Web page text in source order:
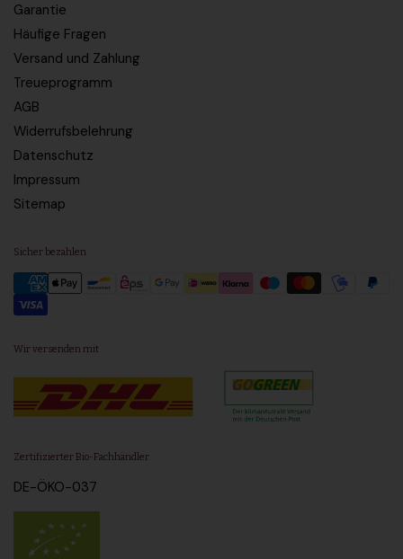
Garantie
Häufige Fragen
Versand und Zahlung
Treueprogramm
AGB
Widerrufsbelehrung
Datenschutz
Impressum
Sitemap
Sicher bezahlen
Wir versenden mit
Zertifizierter Bio-Fachhändler
DE-ÖKO-037